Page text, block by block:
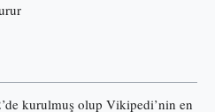
kurulmuş olup Vikipedi’nin en